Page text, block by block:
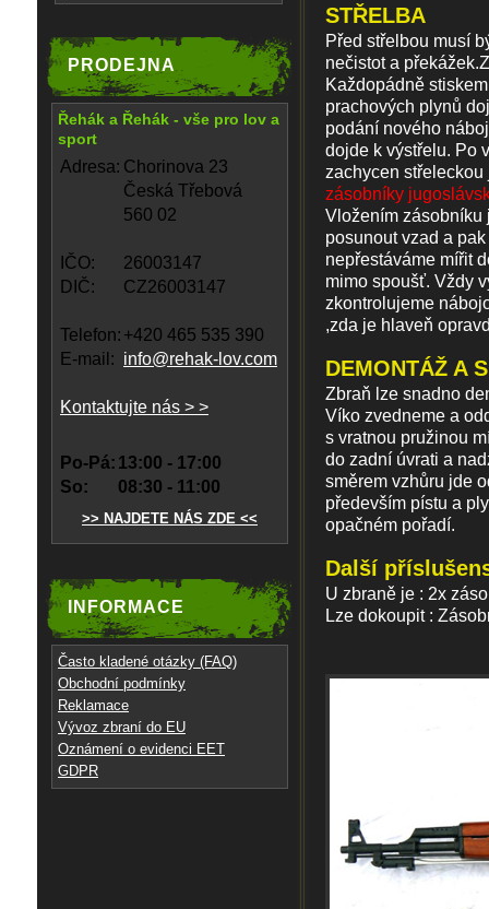
PRODEJNA
Řehák a Řehák - vše pro lov a
sport
Adresa: Chorinova 23
Česká Třebová
560 02
IČO:
26003147
DIČ:
CZ26003147
Telefon: +420 465 535 390
E-mail: info@rehak-lov.com
Kontaktujte nás > >
Po-Pá: 13:00 - 17:00
So:
08:30 - 11:00
>> NAJDETE NÁS ZDE <<
INFORMACE
Často kladené otázky (FAQ)
Obchodní podmínky
Reklamace
Vývoz zbraní do EU
Oznámení o evidenci EET
GDPR
STŘELBA
Před střelbou musí
nečistot a
Každopádně
prachových plynů
podání nového
dojde k výstřelu. Po
zachycen
zásobníky
Vložením zásobníku
posunout vzad a
nepřestáváme mířit
mimo spoušť. Vždy
zkontrolujeme
,zda je hlaveň
DEMONTÁŽ A
Zbraň lze snadno
Víko zvedneme a
s vratnou pružinou
do zadní úvrati a
směrem vzhůru jde
především pístu a
opačném pořadí.
Další
U zbraně je : 2x
Lze dokoupit :